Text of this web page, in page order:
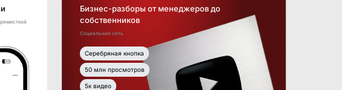
Бизнес-разборы от менеджеров до
собственников
Социальная сеть
Серебряная кнопка
50 млн просмотров
5к видео